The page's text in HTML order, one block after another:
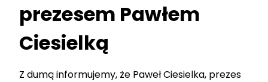
prezesem Pawłem
Ciesielką
Z dumą informujemy, że Paweł Ciesielka, prezes